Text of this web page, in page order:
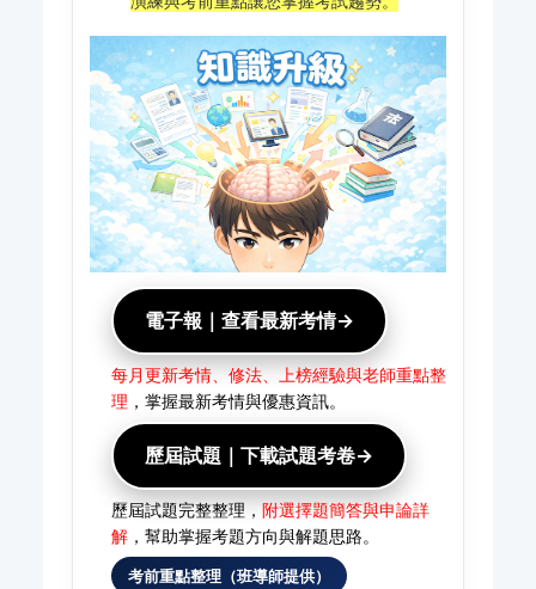
電子報｜查看最新考情→
每月更新考情、修法、上榜經驗與老師重點整
理 ，掌握最新考情與優惠資訊。
歷屆試題｜下載試題考卷→
歷屆試題完整整理， 附選擇題簡答與申論詳
解，幫助掌握考題方向與解題思路。
考前重點整理（班導師提供）